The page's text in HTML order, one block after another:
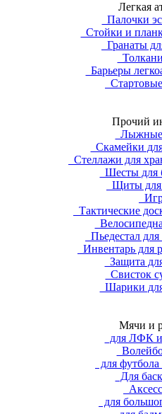
Легкая
Палочки
Стойки и
Гранаты
Барьеры
Прочий
Лыжные
Скамейки
Стеллажи для
Шесты для
Щиты для
Тактические
Пьедестал
Инвентарь для
Защита
Свисток
Шарики
Мячи и
для ЛФК
для
Для
для